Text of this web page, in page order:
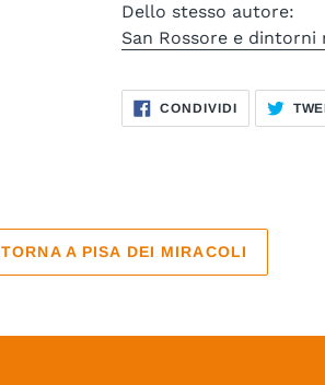
Dello stesso autore:
San Rossore e
CONDIVIDICONDIVIDI
FACEBOOK
TORNA A PISA DEI MIRACOLI